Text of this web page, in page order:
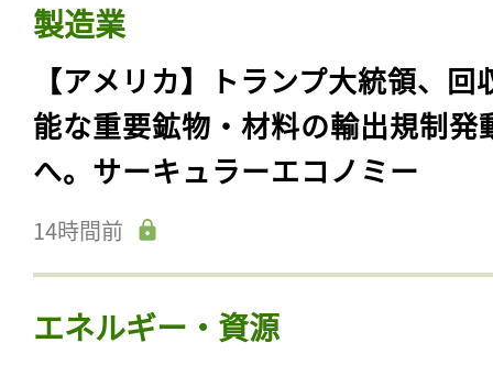
製造業
【アメリカ】トランプ大統領、回
能な重要鉱物・材料の輸出規制発
へ。サーキュラーエコノミー
14時間前
エネルギー・資源